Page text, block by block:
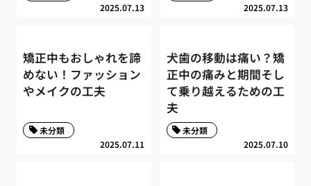
2025.07.13 2025.07.13
矯正中もおしゃれを諦
めない！ファッション
やメイクの工夫
2025.07.11
未分類
犬歯の移動は痛い？矯
正中の痛みと期間そし
て乗り越えるための工
夫
2025.07.10
未分類